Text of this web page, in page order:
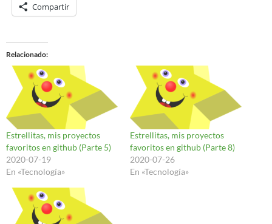
Compartir
Relacionado
Estrellitas, mis proyectos
favoritos en github (Parte 5)
2020-07-19
En «Tecnología»
Estrellitas, mis proyectos
favoritos en github (Parte 8)
2020-07-26
En «Tecnología»